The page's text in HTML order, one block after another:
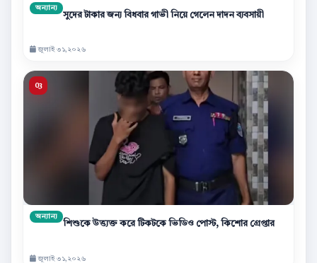
অন্যান্য
সুদের টাকার জন্য বিধবার গাভী নিয়ে গেলেন দাদন ব্যবসায়ী
জুলাই ৩১,২০২৬
অন্যান্য
শিশুকে উত্ত্যক্ত করে টিকটকে ভিডিও পোস্ট, কিশোর গ্রেপ্তার
জুলাই ৩১,২০২৬